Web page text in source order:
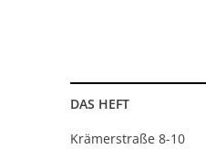
DAS HEFT
Krämerstraße 8-10